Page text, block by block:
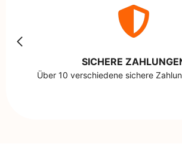
SICHERE
Über 10 verschiedene sichere